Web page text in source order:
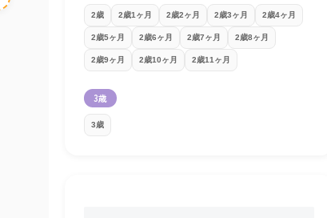
2歳 2歳1ヶ月 2歳2ヶ月 2歳3ヶ月 2歳4ヶ月
2歳5ヶ月 2歳6ヶ月 2歳7ヶ月 2歳8ヶ月
2歳9ヶ月 2歳10ヶ月 2歳11ヶ月
3歳
3歳